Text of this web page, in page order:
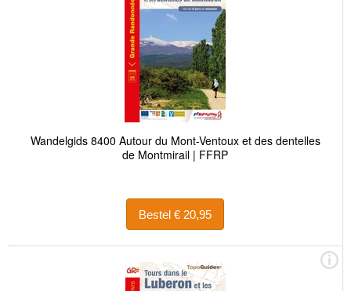
Wandelgids 8400 Autour du Mont-Ventoux et des dentelles
de Montmirail | FFRP
Bestel € 20,95